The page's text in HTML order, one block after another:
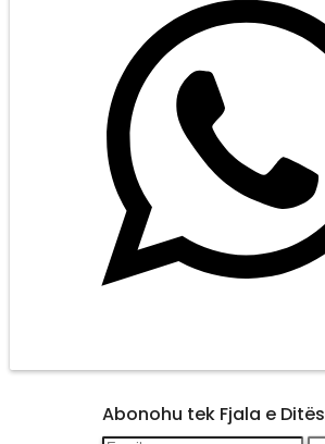
Abonohu tek Fjala e Ditës